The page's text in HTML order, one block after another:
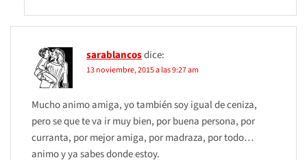
sarablancosdice:
13 noviembre, 2015 a las 9:27 am
Mucho animo amiga, yo también soy igual de ceniza,
pero se que te va ir muy bien, por buena persona, por
curranta, por mejor amiga, por madraza, por todo…
animo y ya sabes donde estoy.